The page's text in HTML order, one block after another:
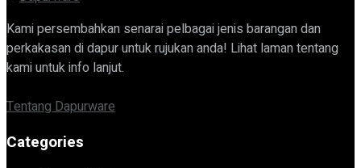
Kami persembahkan senarai pelbagai jenis barangan dan
perkakasan di dapur untuk rujukan anda! Lihat laman tentang
kami untuk info lanjut.
Tentang Dapurware
Categories